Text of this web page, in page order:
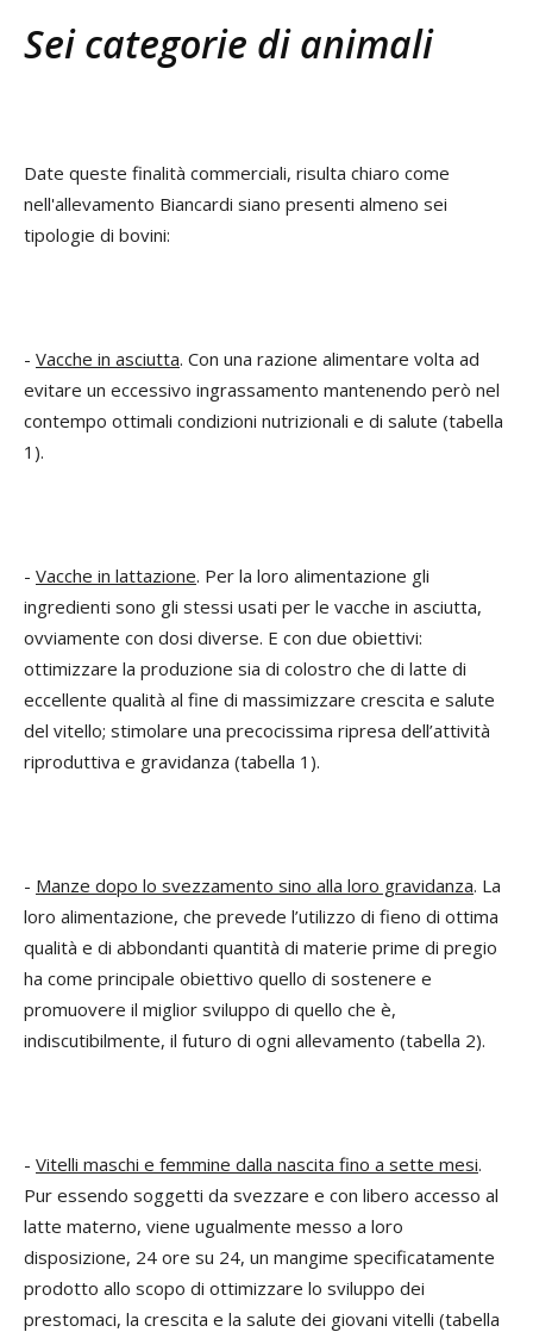
Sei categorie di animali
Date queste finalità commerciali, risulta chiaro come
nell'allevamento Biancardi siano presenti almeno sei
tipologie di bovini:
- Vacche in asciutta. Con una razione alimentare volta ad
evitare un eccessivo ingrassamento mantenendo però nel
contempo ottimali condizioni nutrizionali e di salute (tabella
1).
- Vacche in lattazione. Per la loro alimentazione gli
ingredienti sono gli stessi usati per le vacche in asciutta,
ovviamente con dosi diverse. E con due obiettivi:
ottimizzare la produzione sia di colostro che di latte di
eccellente qualità al fine di massimizzare crescita e salute
del vitello; stimolare una precocissima ripresa dell’attività
riproduttiva e gravidanza (tabella 1).
- Manze dopo lo svezzamento sino alla loro gravidanza. La
loro alimentazione, che prevede l’utilizzo di fieno di ottima
qualità e di abbondanti quantità di materie prime di pregio
ha come principale obiettivo quello di sostenere e
promuovere il miglior sviluppo di quello che è,
indiscutibilmente, il futuro di ogni allevamento (tabella 2).
- Vitelli maschi e femmine dalla nascita fino a sette mesi.
Pur essendo soggetti da svezzare e con libero accesso al
latte materno, viene ugualmente messo a loro
disposizione, 24 ore su 24, un mangime specificatamente
prodotto allo scopo di ottimizzare lo sviluppo dei
prestomaci, la crescita e la salute dei giovani vitelli (tabella